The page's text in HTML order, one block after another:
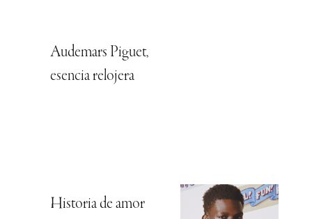
Audemars Piguet,
esencia relojera
Historia de amor